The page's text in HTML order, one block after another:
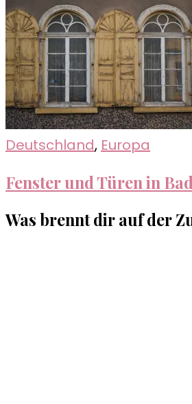
Deutschland, Europa
Fenster und Türen in
Was brennt dir auf der